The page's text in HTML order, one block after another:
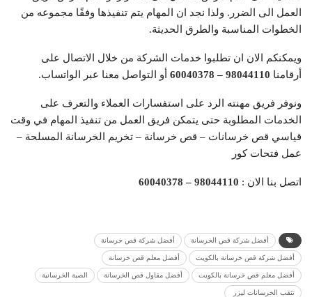
العمل الى الضرر. ولذا نجد ان المهام يتم تنفيذها وفقًا مجموعه من
الخطوات المناسبة والطرق الحديثة.
ويمكنكم الان ان تطلبوا خدمات الشركة من خلال الاتصال على
أرقامنا 98044110
–
60040378 أو التواصل معنا عبر الواتساب.
ونوفر فريق مهنته الرد على استفسارات العملاء والتعرف على
الخدمات المطلوبة حتى يتمكن فريق العمل من تنفيذ المهام في وقت
قياسي قص خرسانات – قص خرسانة – تخريم الخرسانة المسلحة –
عمل فتحات كور
اتصل بنا الان : 98044110
–
60040378
‏أفضل شركة قص الخرسانة أفضل شركة قص خرسانة
أفضل شركة قص خرسانة بالكويت أفضل معلم قص خرسانة
أفضل معلم قص خرسانة بالكويت ‏أفضل مقاول قص الخرسانة الصبة الخرسانية
‏تثقب الخرسانات ليزر ‏